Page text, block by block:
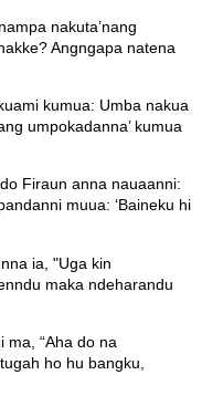
nakuta’nang
Angngapa natena
kumua: Umba nakua
umpokadanna’ kumua
Firaun anna nauaanni:
muua: ‘Baineku hi
ia, "Uga kin
maka ndeharandu
ma, “Aha do na
ho hu bangku,